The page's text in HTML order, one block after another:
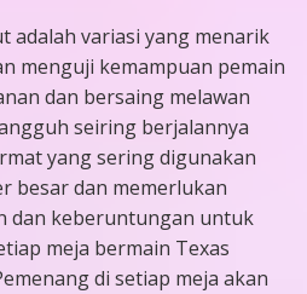
adalah variasi yang menarik
menguji kemampuan pemain
dan bersaing melawan
seiring berjalannya
yang sering digunakan
besar dan memerlukan
dan keberuntungan untuk
meja bermain Texas
di setiap meja akan